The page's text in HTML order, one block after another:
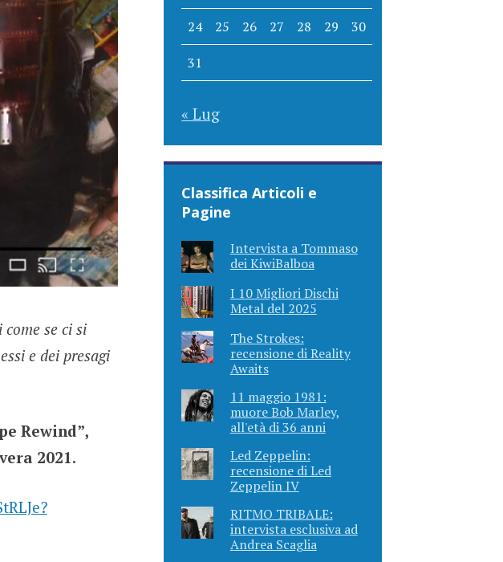
se ci si
e dei presagi
Rewind”,
2021.
24 25 26 27 28 29 30
31
« Lug
Classifica Articoli e
Pagine
Intervista a Tommaso
dei KiwiBalboa
I 10 Migliori Dischi
Metal del 2025
The Strokes:
recensione di Reality
Awaits
11 maggio 1981:
muore Bob Marley,
all'età di 36 anni
Led Zeppelin:
recensione di Led
Zeppelin IV
RITMO TRIBALE:
intervista esclusiva ad
Andrea Scaglia